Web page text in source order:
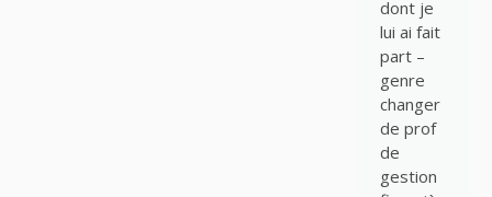
dont je
lui ai fait
part –
genre
changer
de prof
de
gestion